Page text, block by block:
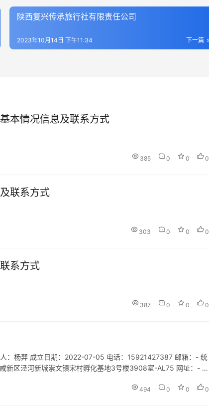
陕西复兴传承旅行社有限责任公司
下一篇
2023年10月14日 下午11:34
本情况信息及联系方式
385 0 0 0
联系方式
303 0 0 0
系方式
387 0 0 0
：杨羿 成立日期：2022-07-05 电话：15921427387 邮箱：- 统
新区泾河新城崇文镇宋村孵化基地3号楼3908室-AL75 网址：- 经
494 0 0 0